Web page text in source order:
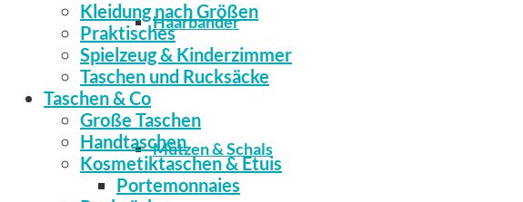
Haarbänder
Mützen & Schals
Kleidung nach Größen
Praktisches
Spielzeug & Kinderzimmer
Taschen und Rucksäcke
Taschen & Co
Große Taschen
Handtaschen
Kosmetiktaschen & Etuis
Portemonnaies